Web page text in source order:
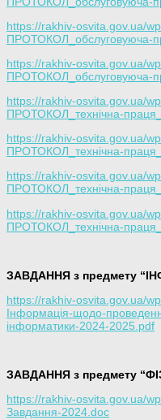
https://rakhiv-osvita.gov.ua/
ПРОТОКОЛ_обслуговуюча-
https://rakhiv-osvita.gov.ua/
ПРОТОКОЛ_обслуговуюча-
https://rakhiv-osvita.gov.ua/
ПРОТОКОЛ_технічна-
https://rakhiv-osvita.gov.ua/
ПРОТОКОЛ_технічна-
https://rakhiv-osvita.gov.ua/
ПРОТОКОЛ_технічна-
https://rakhiv-osvita.gov.ua/
ПРОТОКОЛ_технічна-
ЗАВДАННЯ з предмету
https://rakhiv-osvita.gov.ua/
Інформація-щодо-
інформатики-2024-2025.pdf
ЗАВДАННЯ з предмету
https://rakhiv-osvita.gov.ua/
Завдання-2024.doc